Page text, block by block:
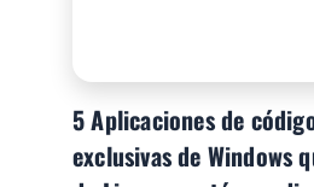
5 Aplicaciones de
exclusivas de Windows